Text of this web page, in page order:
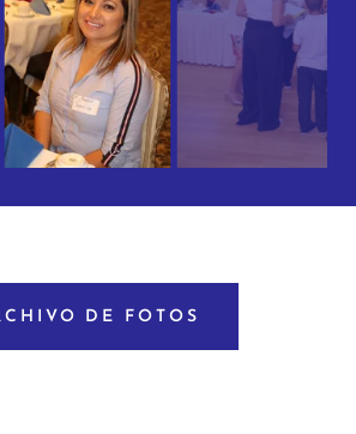
DE FOTOS